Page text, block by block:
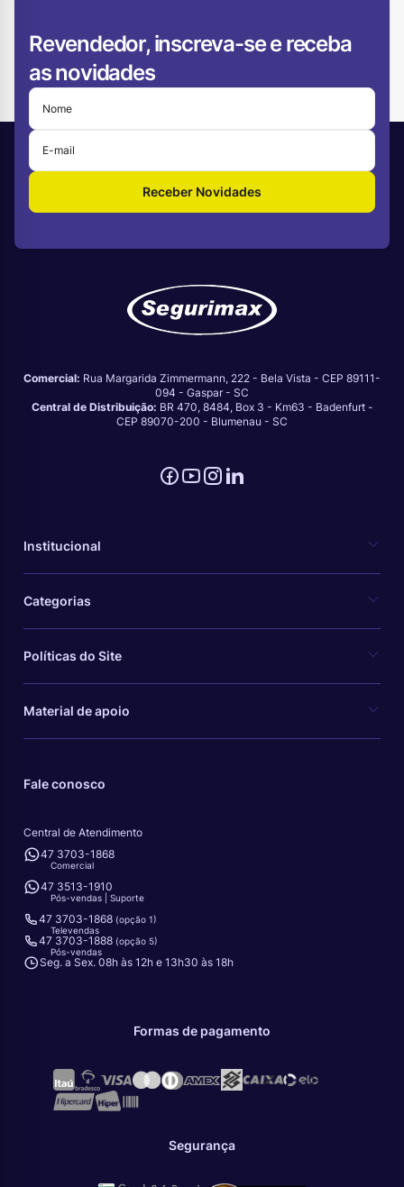
Revendedor, inscreva-se e receba
as novidades
Receber Novidades
Comercial: Rua Margarida Zimmermann, 222 - Bela Vista - CEP 89111-
094 - Gaspar - SC
Central de Distribuição: BR 470, 8484, Box 3 - Km63 - Badenfurt -
CEP 89070-200 - Blumenau - SC
Institucional
Categorias
Políticas do Site
Material de apoio
Fale conosco
Central de Atendimento
47 3703-1868
Comercial
47 3513-1910
Pós-vendas | Suporte
47 3703-1868 (opção 1)
Televendas
47 3703-1888 (opção 5)
Pós-vendas
Seg. a Sex. 08h às 12h e 13h30 às 18h
Formas de pagamento
Segurança